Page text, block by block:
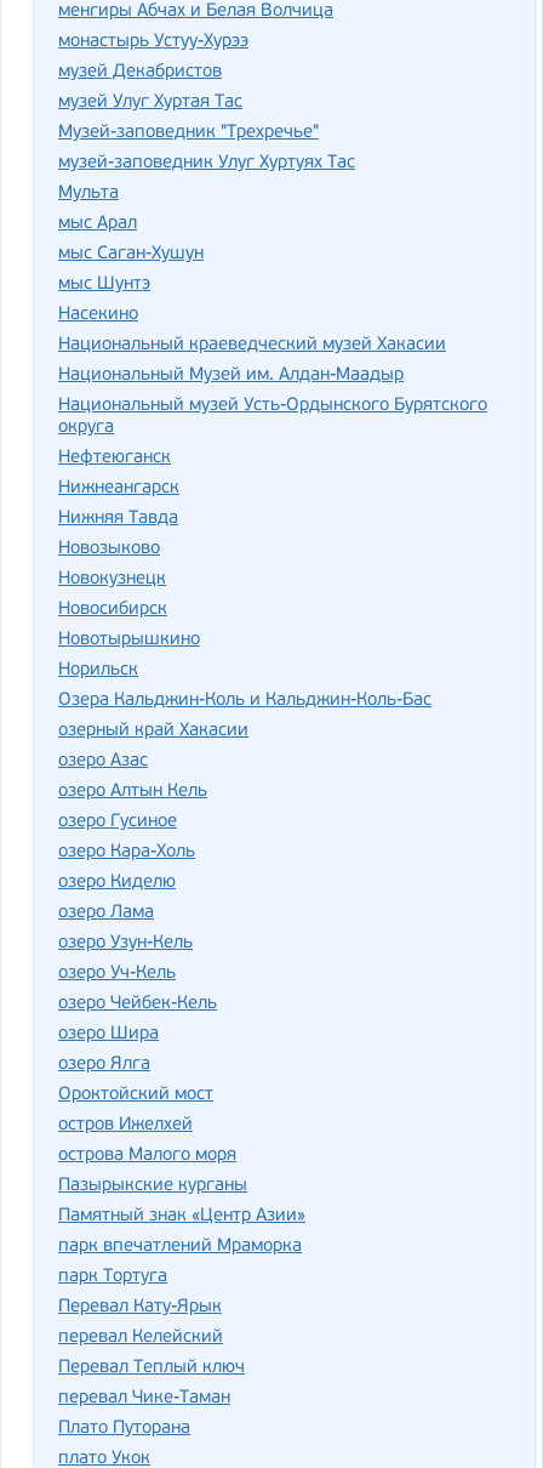
менгиры Абчах и Белая Волчица
монастырь Устуу-Хурээ
музей Декабристов
музей Улуг Хуртая Тас
Музей-заповедник "Трехречье"
музей-заповедник Улуг Хуртуях Тас
Мульта
мыс Арал
мыс Саган-Хушун
мыс Шунтэ
Насекино
Национальный краеведческий музей Хакасии
Национальный Музей им. Алдан-Маадыр
Национальный музей Усть-Ордынского Бурятского
округа
Нефтеюганск
Нижнеангарск
Нижняя Тавда
Новозыково
Новокузнецк
Новосибирск
Новотырышкино
Норильск
Озера Кальджин-Коль и Кальджин-Коль-Бас
озерный край Хакасии
озеро Азас
озеро Алтын Кель
озеро Гусиное
озеро Кара-Холь
озеро Киделю
озеро Лама
озеро Узун-Кель
озеро Уч-Кель
озеро Чейбек-Кель
озеро Шира
озеро Ялга
Ороктойский мост
остров Ижелхей
острова Малого моря
Пазырыкские курганы
Памятный знак «Центр Азии»
парк впечатлений Мраморка
парк Тортуга
Перевал Кату-Ярык
перевал Келейский
Перевал Теплый ключ
перевал Чике-Таман
Плато Путорана
плато Укок